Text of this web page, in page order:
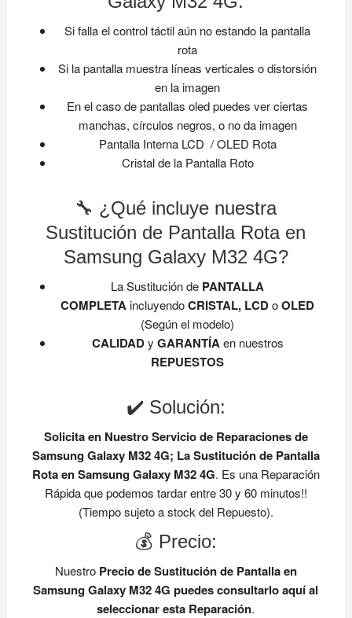
Si falla el control táctil aún no estando la pantalla
rota
Si la pantalla muestra líneas verticales o distorsión
en la imagen
En el caso de pantallas oled puedes ver ciertas
manchas, círculos negros, o no da imagen
Pantalla Interna LCD / OLED Rota
Cristal de la Pantalla Roto
🔧 ¿Qué incluye nuestra
Sustitución de Pantalla Rota en
Samsung Galaxy M32 4G?
La Sustitución de PANTALLA
COMPLETAincluyendoCRISTAL, LCDoOLED
(Según el modelo)
CALIDADy GARANTÍAen nuestros
REPUESTOS
✔️ Solución:
Solicita en Nuestro Servicio de Reparaciones de
Samsung Galaxy M32 4G; La Sustitución de Pantalla
Rota en Samsung Galaxy M32 4G. Es una Reparación
Rápida que podemos tardar entre 30 y 60 minutos!!
(Tiempo sujeto a stock del Repuesto).
💰 Precio:
Nuestro Precio de Sustitución de Pantalla en
Samsung Galaxy M32 4Gpuedes consultarlo aquí al
seleccionar esta Reparación.